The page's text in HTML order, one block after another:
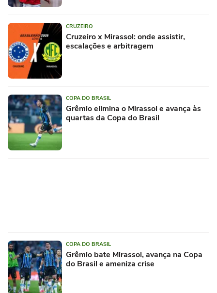
CRUZEIRO
Cruzeiro x Mirassol: onde assistir,
escalações e arbitragem
COPA DO BRASIL
Grêmio elimina o Mirassol e avança às
quartas da Copa do Brasil
COPA DO BRASIL
Grêmio bate Mirassol, avança na Copa
do Brasil e ameniza crise